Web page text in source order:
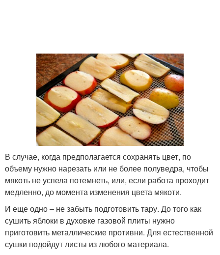
В случае, когда предполагается сохранять цвет, по
объему нужно нарезать или не более полуведра, чтобы
мякоть не успела потемнеть, или, если работа проходит
медленно, до момента изменения цвета мякоти.
И еще одно – не забыть подготовить тару. До того как
сушить яблоки в духовке газовой плиты нужно
приготовить металлические противни. Для естественной
сушки подойдут листы из любого материала.